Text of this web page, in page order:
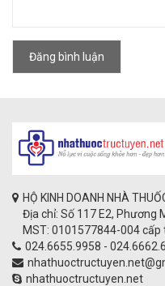
Đăng bình luận
HỘ KINH DOANH NHÀ
Địa chỉ: Số 117 E2, Phương
MST: 0101577844-004 cấp
024.6655.9958 -
nhathuoctructuyen.net